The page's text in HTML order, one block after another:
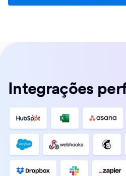
Integrações